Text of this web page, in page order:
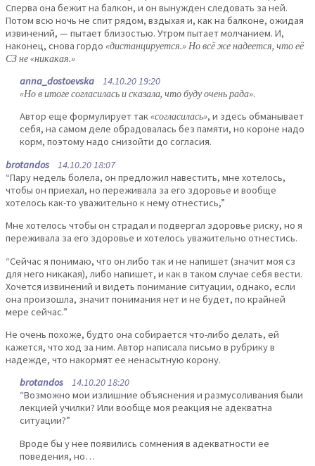
Сперва она бежит на балкон, и он вынужден следовать за ней.
Потом всю ночь не спит рядом, вздыхая и, как на балконе, ожидая
извинений, — пытает близостью. Утром пытает молчанием. И,
наконец, снова гордо «дистанцируется.» Но всё же надеется, что её
СЗ не «никакая.»
anna_dostoevska 14.10.20 19:20
«Но в итоге согласилась и сказала, что буду очень рада».
Автор еще формулирует так«согласилась», и здесь обманывает
себя, на самом деле обрадовалась без памяти, но короне надо
корм, поэтому надо снизойти до согласия.
brotandos 14.10.20 18:07
“Пару недель болела, он предложил навестить, мне хотелось,
чтобы он приехал, но переживала за его здоровье и вообще
хотелось как-то уважительно к нему отнестись,”
Мне хотелось чтобы он страдал и подвергал здоровье риску, но я
переживала за его здоровье и хотелось уважительно отнестись.
“Сейчас я понимаю, что он либо так и не напишет (значит моя сз
для него никакая), либо напишет, и как в таком случае себя вести.
Хочется извинений и видеть понимание ситуации, однако, если
она произошла, значит понимания нет и не будет, по крайней
мере сейчас.”
Не очень похоже, будто она собирается что-либо делать, ей
кажется, что ход за ним. Автор написала письмо в рубрику в
надежде, что накормят ее ненасытную корону.
brotandos 14.10.20 18:20
“Возможно мои излишние объяснения и размусоливания были
лекцией училки? Или вообще моя реакция не адекватна
ситуации?”
Вроде бы у нее появились сомнения в адекватности ее
поведения, но…